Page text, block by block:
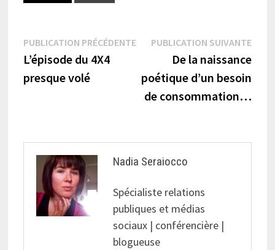
Navigation
de
l’article
PUBLICATION PRÉCÉDENTEPublication
précédente :
L’épisode du 4X4
presque volé
PUBLICATION SUIVANTE
De la naissance
poétique d’un besoin
de consommation…
Nadia Seraiocco
Spécialiste relations
publiques et médias
sociaux | conférencière |
blogueuse